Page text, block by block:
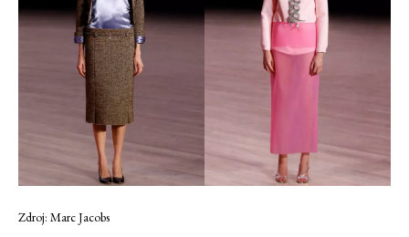
Zdroj: Marc Jacobs